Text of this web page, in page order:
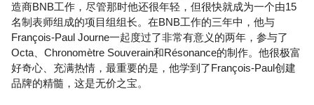
造商BNB工作，尽管那时他还很年轻，但很快就成为一个由15
名制表师组成的项目组组长。在BNB工作的三年中，他与
François-Paul Journe一起度过了非常有意义的两年，参与了
Octa、Chronomètre Souverain和Résonance的制作。他很极富
好奇心、充满热情，最重要的是，他学到了François-Paul创建
品牌的精髓，这是无价之宝。